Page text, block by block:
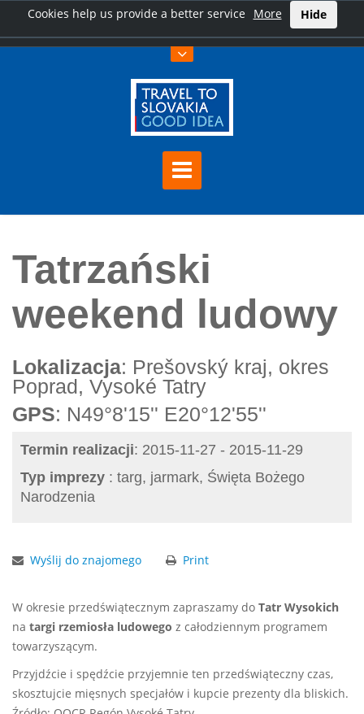
Cookies help us provide a better service More Hide
Tatrzański weekend ludowy
Tatrzański
weekend ludowy
Lokalizacja: Prešovský kraj, okres
Poprad, Vysoké Tatry
GPS: N49°8'15'' E20°12'55''
Termin realizacji: 2015-11-27 - 2015-11-29
Typ imprezy : targ, jarmark, Święta Bożego
Narodzenia
Wyślij do znajomego Print
W okresie przedświątecznym zapraszamy do Tatr Wysokich
na targi rzemiosła ludowego z całodziennym programem
towarzyszącym.
Przyjdźcie i spędźcie przyjemnie ten przedświąteczny czas,
skosztujcie mięsnych specjałów i kupcie prezenty dla bliskich.